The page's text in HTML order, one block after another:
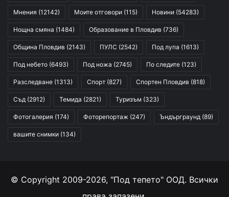
Мнения (12142) Моите отговори (115) Новини (54283)
Нощна смяна (1484) Образование в Пловдив (736)
Община Пловдив (2143) ПУЛС (2542) Под лупа (1613)
Под небето (6493) Под ножа (2745) По следите (123)
Разследване (1313) Спорт (827) Спортен Пловдив (818)
Съд (2912) Темида (2821) Туризъм (323)
Фотогалерия (174) Фоторепортаж (247) Ъндърграунд (89)
вашите снимки (134)
© Copyright 2009-2026, "Под тепето" ООД. Всички